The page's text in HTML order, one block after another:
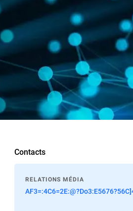
Contacts
RELATIONS MÉDIA